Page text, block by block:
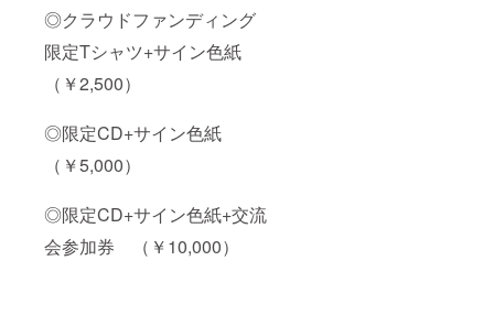
◎クラウドファンディング
限定Tシャツ+サイン色紙
（￥2,500）
◎限定CD+サイン色紙
（￥5,000）
◎限定CD+サイン色紙+交流
会参加券 （￥10,000）